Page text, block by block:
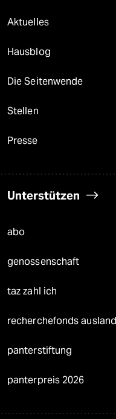
Aktuelles
Hausblog
Die Seitenwende
Stellen
Presse
Unterstützen
abo
genossenschaft
taz zahl ich
recherchefonds ausland
panterstiftung
panterpreis 2026